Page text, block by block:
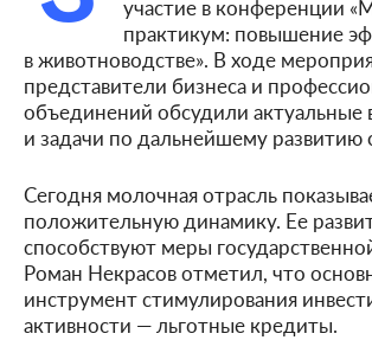
участие в конференции
практикум: повышение
в животноводстве». В ходе
представители бизнеса и
объединений обсудили актуальные
и задачи по дальнейшему развитию
Сегодня молочная отрасль
положительную динамику. Ее
способствуют меры
Роман Некрасов отметил, что
инструмент стимулирования
активности — льготные кредиты.